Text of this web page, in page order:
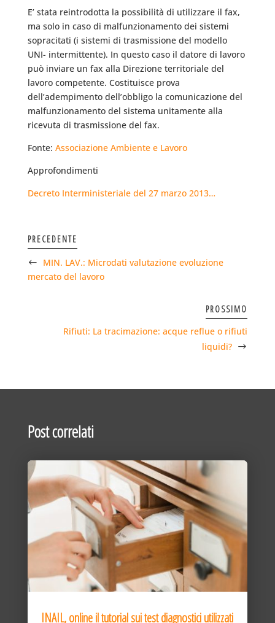
E’ stata reintrodotta la possibilità di utilizzare il fax,
ma solo in caso di malfunzionamento dei sistemi
sopracitati (i sistemi di trasmissione del modello
UNI- intermittente). In questo caso il datore di lavoro
può inviare un fax alla Direzione territoriale del
lavoro competente. Costituisce prova
dell’adempimento dell’obbligo la comunicazione del
malfunzionamento del sistema unitamente alla
ricevuta di trasmissione del fax.
Fonte: Associazione Ambiente e Lavoro
Approfondimenti
Decreto Interministeriale del 27 marzo 2013…
PRECEDENTE
MIN. LAV.: Microdati valutazione evoluzione
mercato del lavoro
PROSSIMO
Rifiuti: La tracimazione: acque reflue o rifiuti
liquidi?
Post correlati
INAIL, online il tutorial sui test diagnostici utilizzati